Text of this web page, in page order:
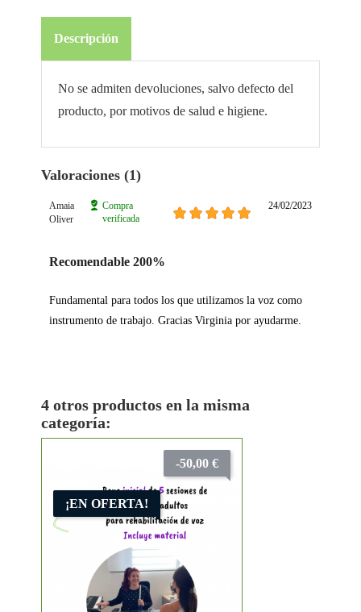
Descripción
No se admiten devoluciones, salvo defecto del
producto, por motivos de salud e higiene.
Valoraciones (1)
Amaia
Oliver
Compra
verificada
24/02/2023
Recomendable 200%
Fundamental para todos los que utilizamos la voz como
instrumento de trabajo. Gracias Virginia por ayudarme.
4 otros productos en la misma
categoría:
¡EN OFERTA!
-50,00 €